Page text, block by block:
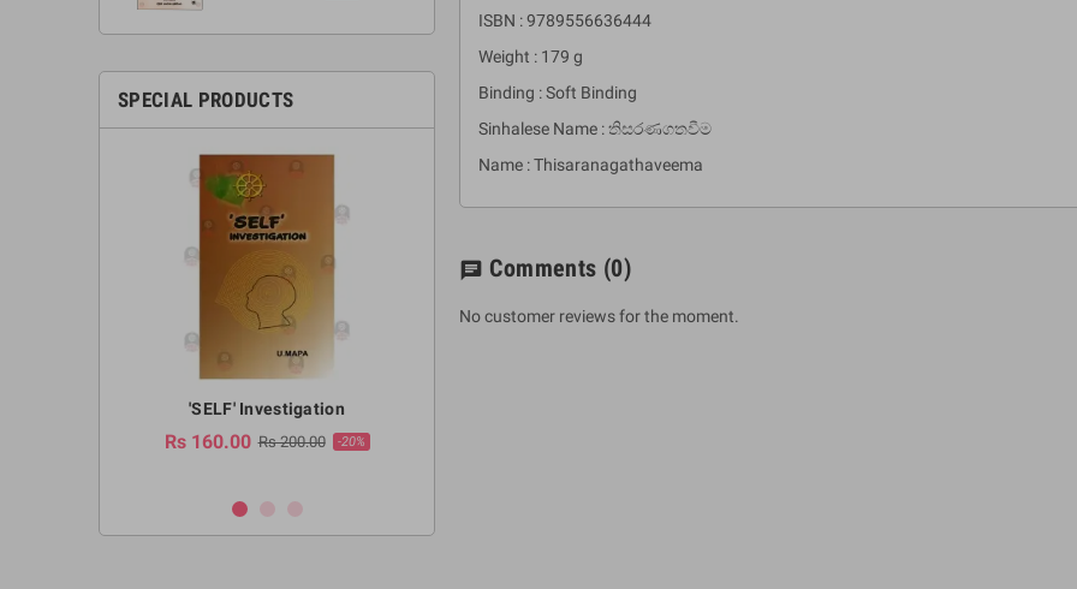
SPECIAL PRODUCTS
'SELF' Investigation
Rs 160.00 Rs 200.00 -20%
ISBN : 9789556636444
Weight : 179 g
Binding : Soft Binding
Sinhalese Name : තිසරණගතවීම
Name : Thisaranagathaveema
chat Comments (0)
No customer reviews for the moment.